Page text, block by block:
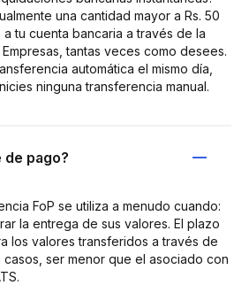
una cantidad mayor a Rs. 50
tu cuenta bancaria a través de la
tantas veces como desees.
automática el mismo día,
ninguna transferencia manual.
de pago?
FoP se utiliza a menudo cuando:
la entrega de sus valores. El plazo
los valores transferidos a través de
ser menor que el asociado con